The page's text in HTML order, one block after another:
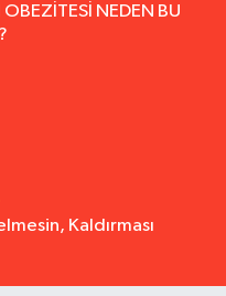
NEDEN BU
Kaldırması